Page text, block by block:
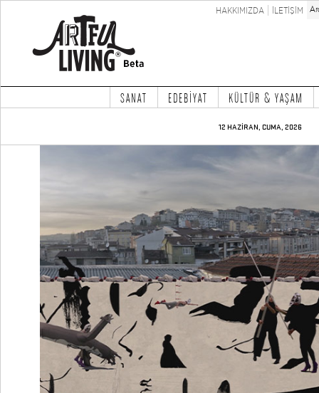
HAKKIMIZDA İLETİŞİM
SANAT EDEBİYAT KÜLTÜR & YAŞAM
12 HAZİRAN, CUMA, 2026